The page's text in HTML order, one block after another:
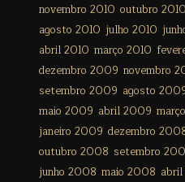
novembro 2010 outubro 2010
agosto 2010 julho 2010
abril 2010 março 2010
dezembro 2009 novembro
setembro 2009 agosto
maio 2009 abril 2009
janeiro 2009 dezembro
outubro 2008 setembro
junho 2008 maio 2008